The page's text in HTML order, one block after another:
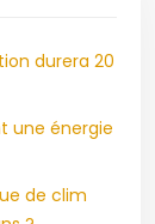
durera 20
une énergie
de clim